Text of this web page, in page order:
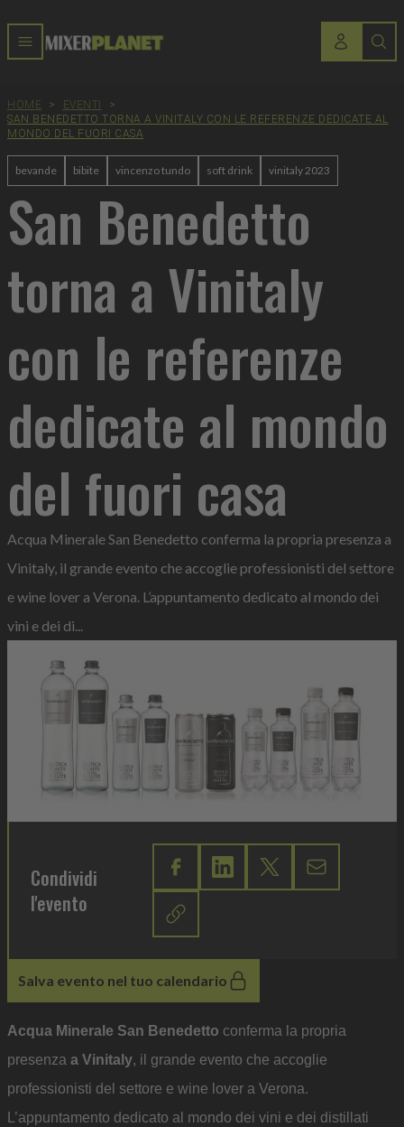
HOME > EVENTI
>
SAN BENEDETTO TORNA A VINITALY CON LE REFERENZE DEDICATE AL
MONDO DEL FUORI CASA
bevande bibite vincenzo tundo soft drink vinitaly 2023
San Benedetto
torna a Vinitaly
con le referenze
dedicate al mondo
del fuori casa
Acqua Minerale San Benedetto conferma la propria presenza a
Vinitaly, il grande evento che accoglie professionisti del settore
e wine lover a Verona. L’appuntamento dedicato al mondo dei
vini e dei di...
Condividi
l'evento
Salva evento nel tuo calendario
Acqua Minerale San Benedetto conferma la propria
presenza a Vinitaly, il grande evento che accoglie
professionisti del settore e wine lover a Verona.
L’appuntamento dedicato al mondo dei vini e dei distillati